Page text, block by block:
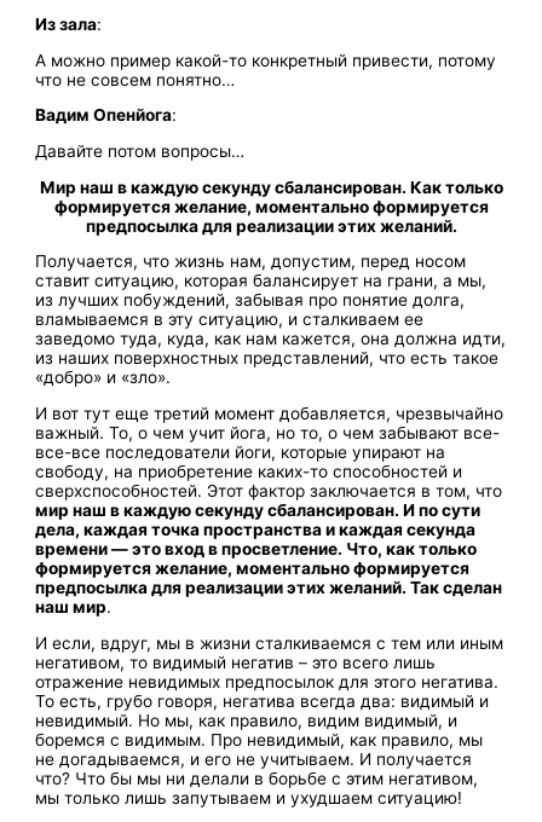
Из зала:
А можно пример какой-то конкретный привести, потому
что не совсем понятно…
Вадим Опенйога:
Давайте потом вопросы…
Мир наш в каждую секунду сбалансирован. Как только
формируется желание, моментально формируется
предпосылка для реализации этих желаний.
Получается, что жизнь нам, допустим, перед носом
ставит ситуацию, которая балансирует на грани, а мы,
из лучших побуждений, забывая про понятие долга,
вламываемся в эту ситуацию, и сталкиваем ее
заведомо туда, куда, как нам кажется, она должна идти,
из наших поверхностных представлений, что есть такое
«добро» и «зло».
И вот тут еще третий момент добавляется, чрезвычайно
важный. То, о чем учит йога, но то, о чем забывают все-
все-все последователи йоги, которые упирают на
свободу, на приобретение каких-то способностей и
сверхспособностей. Этот фактор заключается в том, что
мир наш в каждую секунду сбалансирован. И по сути
дела, каждая точка пространства и каждая секунда
времени — это вход в просветление. Что, как только
формируется желание, моментально формируется
предпосылка для реализации этих желаний. Так сделан
наш мир.
И если, вдруг, мы в жизни сталкиваемся с тем или иным
негативом, то видимый негатив – это всего лишь
отражение невидимых предпосылок для этого негатива.
То есть, грубо говоря, негатива всегда два: видимый и
невидимый. Но мы, как правило, видим видимый, и
боремся с видимым. Про невидимый, как правило, мы
не догадываемся, и его не учитываем. И получается
что? Что бы мы ни делали в борьбе с этим негативом,
мы только лишь запутываем и ухудшаем ситуацию!